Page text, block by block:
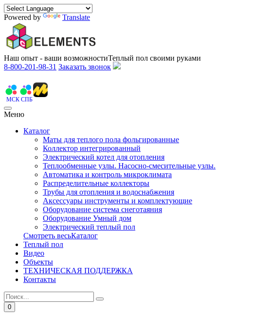
Powered by Translate
Наш опыт - ваши возможностиТеплый пол своими руками
8-800-201-98-31 Заказать звонок
МСК СПБ
Меню
Каталог
Маты для теплого пола фольгированные
Коллектор интегрированный
Электрический котел для отопления
Теплообменные узлы. Насосно-смесительные узлы.
Автоматика и контроль микроклимата
Распределительные коллекторы
Трубы для отопления и водоснабжения
Аксессуары инструменты и комплектующие
Оборудование система снеготаяния
Оборудование Умный дом
Электрический теплый пол
Смотреть весьКаталог
Теплый пол
Видео
Объекты
ТЕХНИЧЕСКАЯ ПОДДЕРЖКА
Контакты
0